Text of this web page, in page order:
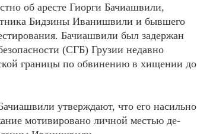
об аресте Гиорги Бачиашвили,
Бидзины Иванишвили и бывшего
Бачиашвили был задержан
(СГБ) Грузии недавно
границы по обвинению в хищении до
утверждают, что его насильно
мотивировано личной местью де-